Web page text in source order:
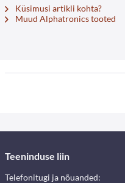
Küsimusi artikli kohta?
Muud Alphatronics tooted
Teeninduse liin
Telefonitugi ja nõuanded: